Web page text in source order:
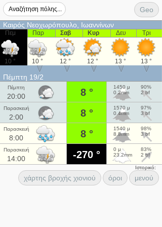
Geo
Καιρός Νεοχωρόπουλο, Ιωαννίνων
Πεμ
10 °
Παρ
10 °
Σαβ
12 °
Κυρ
12 °
Δευ
13 °
Τρι
13 °
Πέμπτη 19/2
Πέμπτη
20:00 8 °
1450 μ
0.2mm
90%
2 bf
Παρασκευή
2:00 8 °
1570 μ
0.4mm
97%
3 bf
Παρασκευή
8:00 8 °
1540 μ
8.8mm
98%
3 bf
Παρασκευή
14:00 -270 °
0 μ
23.2mm
83%
2 bf
Ιστορικό:
χάρτης βροχής χιονιού όροι μενού